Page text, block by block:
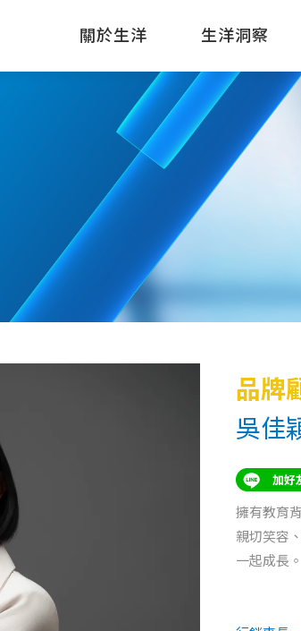
關於生洋 生洋洞察
品牌
吳佳
擁有教育
親切笑容
一起成長。